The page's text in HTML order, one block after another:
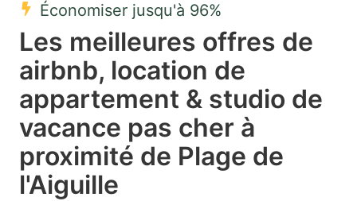
select
date.
Press
question
mark
key
select
a
date.
Press
question
mark
Économiser jusqu'à 96%
Les meilleures offres de
airbnb, location de
appartement & studio de
vacance pas cher à
proximité de Plage de
l'Aiguille